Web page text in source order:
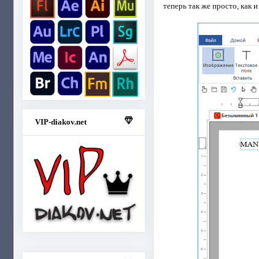
VIP-diakov.net
теперь так же просто, как